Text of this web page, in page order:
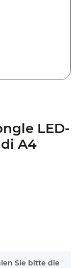
LED-
A4
Sie bitte die